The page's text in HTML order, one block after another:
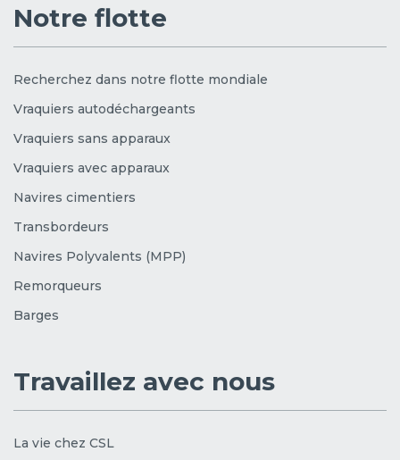
Notre flotte
Recherchez dans notre flotte mondiale
Vraquiers autodéchargeants
Vraquiers sans apparaux
Vraquiers avec apparaux
Navires cimentiers
Transbordeurs
Navires Polyvalents (MPP)
Remorqueurs
Barges
Travaillez avec nous
La vie chez CSL